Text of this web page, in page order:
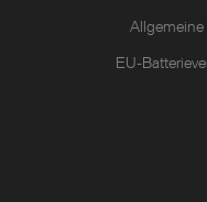
EU-